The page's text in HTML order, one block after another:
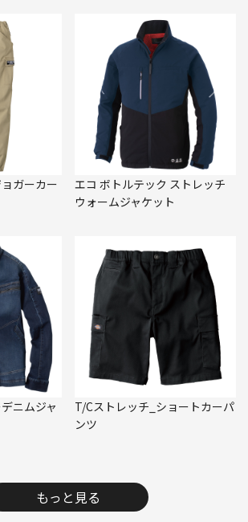
ガーカー
エコ ボトルテック ストレッチ
ウォームジャケット
ニムジャ
T/Cストレッチ_ショートカーパ
ンツ
もっと見る